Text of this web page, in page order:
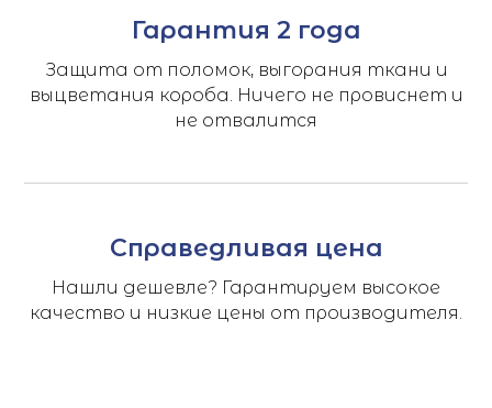
Гарантия 2 года
Защита от поломок, выгорания ткани и
выцветания короба. Ничего не провиснет и
не отвалится
Справедливая цена
Нашли дешевле? Гарантируем высокое
качество и низкие цены от производителя.